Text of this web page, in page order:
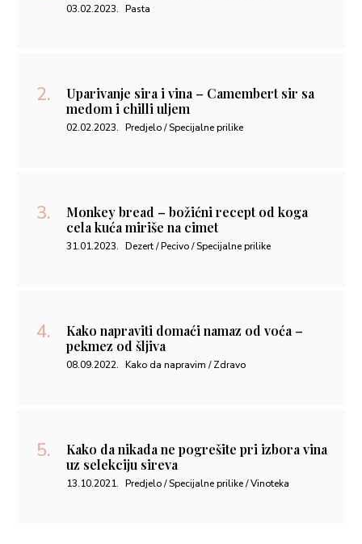
03.02.2023. Pasta
Uparivanje sira i vina – Camembert sir sa
medom i chilli uljem
02.02.2023. Predjelo / Specijalne prilike
Monkey bread – božićni recept od koga
cela kuća miriše na cimet
31.01.2023. Dezert / Pecivo / Specijalne prilike
Kako napraviti domaći namaz od voća –
pekmez od šljiva
08.09.2022. Kako da napravim / Zdravo
Kako da nikada ne pogrešite pri izbora vina
uz selekciju sireva
13.10.2021. Predjelo / Specijalne prilike / Vinoteka